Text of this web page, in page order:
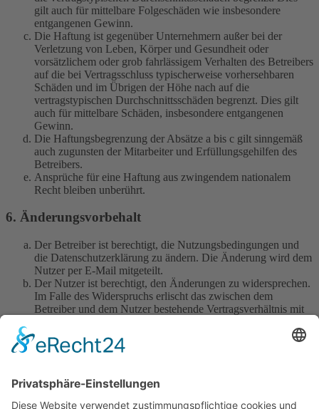
gilt auch für mittelbare Folgeschäden wie insbesondere
entgangenen Gewinn.
Die Haftung ist gegenüber Unternehmern außer bei der
Verletzung von Leben, Körper und Gesundheit oder
vorsätzlichem oder grob fahrlässigem Verhalten des Betreibers
auf die bei Vertragsschluss typischerweise vorhersehbaren
Schäden und im Übrigen der Höhe nach auf die
vertragstypischen Durchschnittsschäden begrenzt. Dies gilt
auch für mittelbare Schäden, insbesondere entgangenen
Gewinn.
Die Haftungsbegrenzung der Absätze a bis c gilt sinngemäß
auch zugunsten der Mitarbeiter und Erfüllungsgehilfen des
Betreibers.
Ansprüche für eine Haftung aus zwingendem nationalem
Recht bleiben unberührt.
6. Änderungsvorbehalt
Der Betreiber ist berechtigt, die Nutzungsbedingungen und
die Datenschutzerklärung zu ändern. Die Änderung wird dem
Nutzer per E-Mail mitgeteilt.
Der Nutzer ist berechtigt, den Änderungen zu widersprechen.
Im Falle des Widerspruchs erlischt das zwischen dem
Betreiber und dem Nutzer bestehende Vertragsverhältnis mit
Die Änderungen gelten als anerkannt und verbindlich, wenn
der Nutzer den Änderungen zugestimmt hat.
sind in der Datenschutzerklärung enthalten.